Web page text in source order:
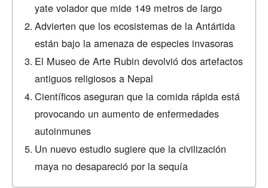
yate volador que mide 149 metros de largo
Advierten que los ecosistemas de la Antártida
están bajo la amenaza de especies invasoras
El Museo de Arte Rubin devolvió dos artefactos
antiguos religiosos a Nepal
Científicos aseguran que la comida rápida está
provocando un aumento de enfermedades
autoinmunes
Un nuevo estudio sugiere que la civilización
maya no desapareció por la sequía